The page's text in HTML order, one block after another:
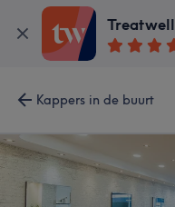
Treatwell
Kappers in de buurt